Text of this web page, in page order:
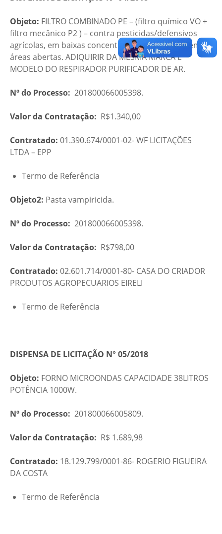
Objeto: FILTRO COMBINADO PE – (filtro químico VO +
filtro mecânico P2 ) – contra pesticidas/defensivos
agrícolas, em baixas concentrações e aplicados em
áreas abertas. ADIQUIRIR DA MESMA MARCA E
MODELO DO RESPIRADOR PURIFICADOR DE AR.
Nº do Processo: 201800066005398.
Valor da Contratação: R$1.340,00
Contratado: 01.390.674/0001-02- WF LICITAÇÕES
LTDA – EPP
Termo de Referência
Objeto2: Pasta vampiricida.
Nº do Processo: 201800066005398.
Valor da Contratação: R$798,00
Contratado: 02.601.714/0001-80- CASA DO CRIADOR
PRODUTOS AGROPECUARIOS EIRELI
Termo de Referência
DISPENSA DE LICITAÇÃO N° 05/2018
Objeto: FORNO MICROONDAS CAPACIDADE 38LITROS
POTÊNCIA 1000W.
Nº do Processo: 201800066005809.
Valor da Contratação: R$ 1.689,98
Contratado: 18.129.799/0001-86- ROGERIO FIGUEIRA
DA COSTA
Termo de Referência